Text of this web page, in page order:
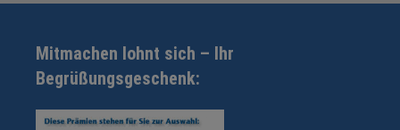
Mitmachen lohnt sich – Ihr
Begrüßungsgeschenk: